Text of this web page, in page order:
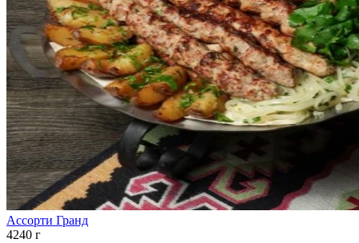
Ассорти Гранд
4240 г